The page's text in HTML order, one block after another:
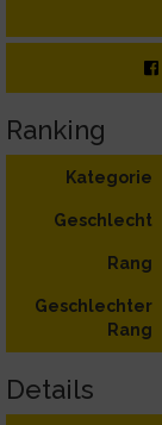
Ranking
Kategorie
Geschlecht
Rang
Geschlechter
Rang
Details